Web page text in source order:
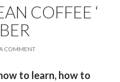
COFFEE ‘
COMMENT
to learn, how to